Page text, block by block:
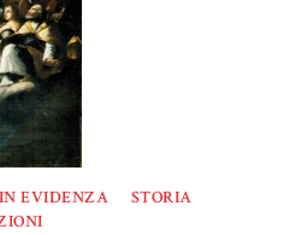
IN EVIDENZA
STORIA